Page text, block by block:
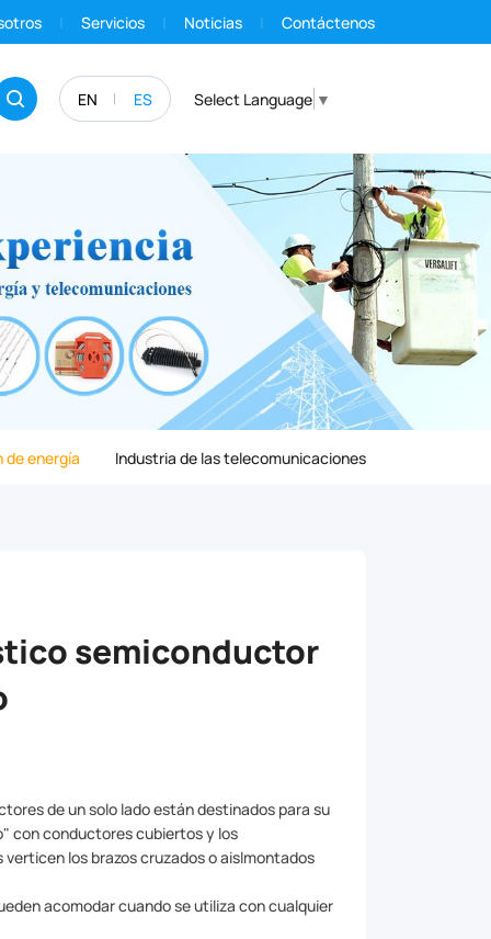
Servicios Noticias Contáctenos
EN ES Select Language ▼
de energía Industria de las telecomunicaciones
semiconductor
de un solo lado están destinados para su
con conductores cubiertos y los
los brazos cruzados o aislmontados
acomodar cuando se utiliza con cualquier